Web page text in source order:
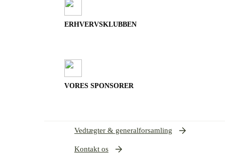
ERHVERVSKLUBBEN
VORES SPONSORER
Vedtægter & generalforsamling
Kontakt os